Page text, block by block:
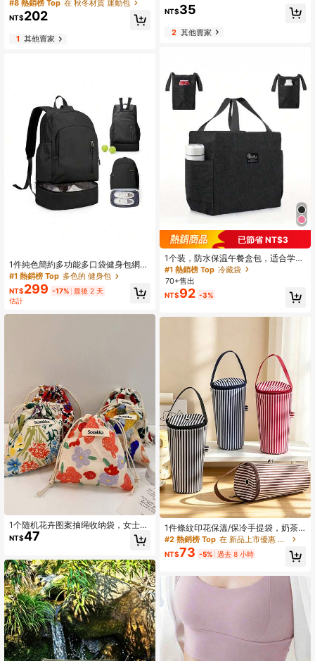
带侧网袋，适合日常休闲携带、健
身、户外活动、上学和周末使用。
#8 熱銷榜 Top 在 秋冬材質 運動包
NT$202
1其他賣家
1件純色簡約多功能多口袋健身包網球
包後背包旅行便攜輕量耐用時尚居家
#1 熱銷榜 Top 多色的 健身包
NT$299 -17% 最後 2 天
估計
1个随机花卉图案抽绳收纳袋，女士便
携式化妆包
NT$47
衣物收纳袋，可收纳衣物、毯子、床
上用品、枕头、玩具、卧室用品、返
理袋；衣物收纳袋；打包袋；旅行必
NT$35
2其他賣家
已節省 NT$3
1个装，防水保温午餐盒包，适合学生
和上班族——完美的旅行配件和厨房
小工具，方便随时随地享用健康餐食
#1 熱銷榜 Top 冷藏袋
70+售出
NT$92 -3%
1件條紋印花保溫/保冷手提袋，奶茶
保溫袋便攜手提袋杯套旅行保冷袋可
攜式杯架奶茶袋
#2 熱銷榜 Top 在 新品上市優惠 收納袋
NT$73 -5% 過去 8 小時